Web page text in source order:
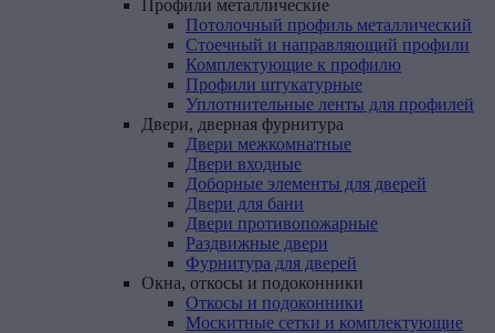
Профили металлические
Потолочный профиль металлический
Стоечный и направляющий профили
Комплектующие к профилю
Профили штукатурные
Уплотнительные ленты для профилей
Двери, дверная фурнитура
Двери межкомнатные
Двери входные
Доборные элементы для дверей
Двери для бани
Двери противопожарные
Раздвижные двери
Фурнитура для дверей
Окна, откосы и подоконники
Откосы и подоконники
Москитные сетки и комплектующие